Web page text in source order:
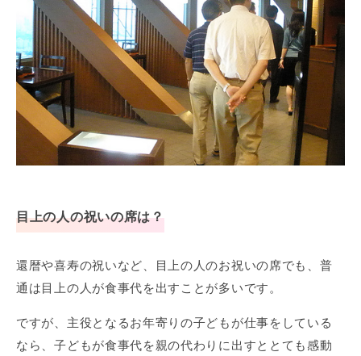
目上の人の祝いの席は？
還暦や喜寿の祝いなど、目上の人のお祝いの席でも、普
通は目上の人が食事代を出すことが多いです。
ですが、主役となるお年寄りの子どもが仕事をしている
なら、子どもが食事代を親の代わりに出すととても感動